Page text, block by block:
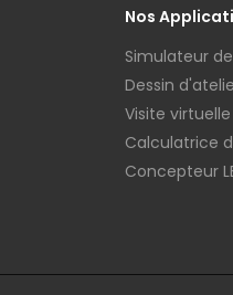
Nos
Simulateur
Dessin
Visite virtuelle
Calculatrice
Concepteur